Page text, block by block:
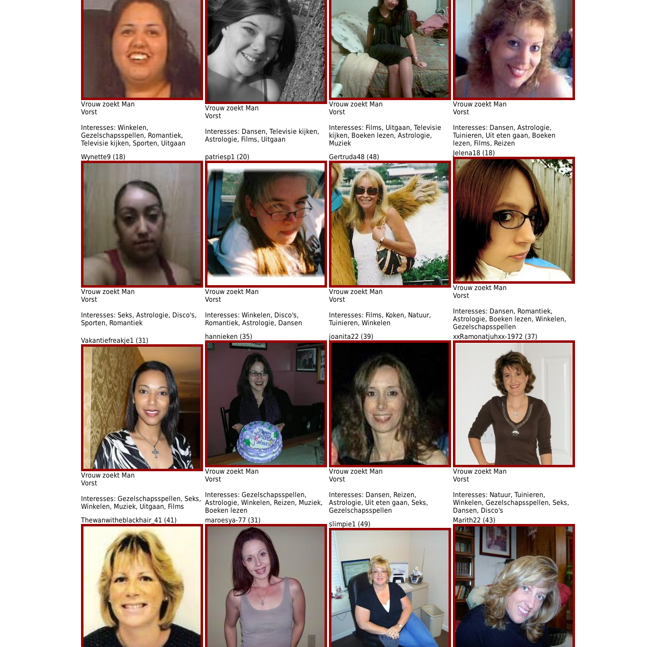
Vrouw zoekt Man
Vorst
Interesses: Winkelen,
Gezelschapsspellen, Romantiek,
Televisie kijken, Sporten, Uitgaan
Vrouw zoekt Man
Vorst
Interesses: Dansen, Televisie kijken,
Astrologie, Films, Uitgaan
Vrouw zoekt Man
Vorst
Interesses: Films, Uitgaan, Televisie
kijken, Boeken lezen, Astrologie,
Muziek
Vrouw zoekt Man
Vorst
Interesses: Dansen, Astrologie,
Tuinieren, Uit eten gaan, Boeken
lezen, Films, Reizen
Wynette9 (18)
Vrouw zoekt Man
Vorst
Interesses: Seks, Astrologie, Disco's,
Sporten, Romantiek
patriesp1 (20)
Vrouw zoekt Man
Vorst
Interesses: Winkelen, Disco's,
Romantiek, Astrologie, Dansen
Gertruda48 (48)
Vrouw zoekt Man
Vorst
Interesses: Films, Koken, Natuur,
Tuinieren, Winkelen
Jelena18 (18)
Vrouw zoekt Man
Vorst
Interesses: Dansen, Romantiek,
Astrologie, Boeken lezen, Winkelen,
Gezelschapsspellen
Vakantiefreakje1 (31)
Vrouw zoekt Man
Vorst
Interesses: Gezelschapsspellen, Seks,
Winkelen, Muziek, Uitgaan, Films
hannieken (35)
Vrouw zoekt Man
Vorst
Interesses: Gezelschapsspellen,
Astrologie, Winkelen, Reizen, Muziek,
Boeken lezen
joanita22 (39)
Vrouw zoekt Man
Vorst
Interesses: Dansen, Reizen,
Astrologie, Uit eten gaan, Seks,
Gezelschapsspellen
xxRamonatjuhxx-1972 (37)
Vrouw zoekt Man
Vorst
Interesses: Natuur, Tuinieren,
Winkelen, Gezelschapsspellen, Seks,
Dansen, Disco's
Thewanwitheblackhair_41 (41)
maroesya-77 (31) slimpie1 (49) Marith22 (43)